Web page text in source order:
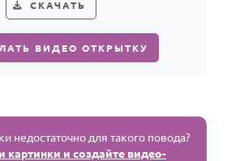
СКАЧАТЬ
ВИДЕО ОТКРЫТКУ
недостаточно для такого повода?
картинки и создайте видео-